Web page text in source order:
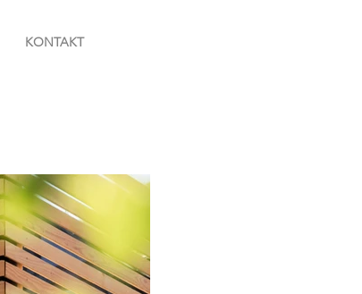
KONTAKT